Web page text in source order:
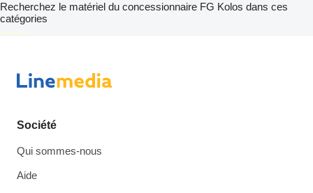
Recherchez le matériel du concessionnaire FG Kolos dans ces
catégories
disallow-in-dsa
Société
Qui sommes-nous
Aide